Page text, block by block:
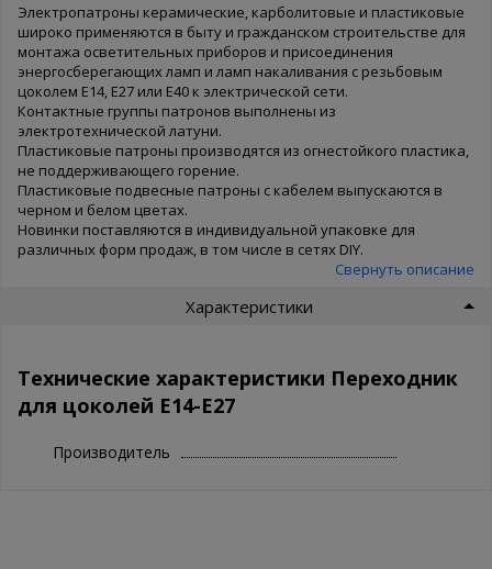
Электропатроны керамические, карболитовые и пластиковые
широко применяются в быту и гражданском строительстве для
монтажа осветительных приборов и присоединения
энергосберегающих ламп и ламп накаливания с резьбовым
цоколем Е14, Е27 или Е40 к электрической сети.
Контактные группы патронов выполнены из
электротехнической латуни.
Пластиковые патроны производятся из огнестойкого пластика,
не поддерживающего горение.
Пластиковые подвесные патроны с кабелем выпускаются в
черном и белом цветах.
Новинки поставляются в индивидуальной упаковке для
различных форм продаж, в том числе в сетях DIY.
Свернуть описание
Характеристики
Технические характеристики Переходник
для цоколей E14-E27
Производитель